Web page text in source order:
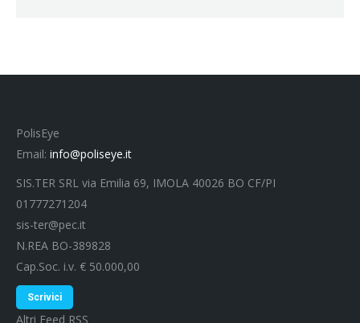
PolisEye
Email: info@poliseye.it
SIS.TER SRL via Emilia 69, IMOLA 40026 BO CF/PI
01777271204
sis-ter@pec.it
N.REA BO-389828
Cap.Soc. i.v. € 50.000,00
Scrivici
Altri Feed RSS